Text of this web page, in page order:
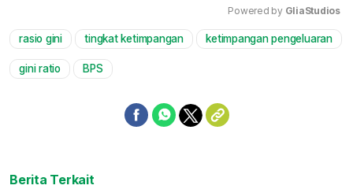
Mute
Powered by GliaStudios
rasio gini tingkat ketimpangan ketimpangan pengeluaran
gini ratio BPS
Berita Terkait